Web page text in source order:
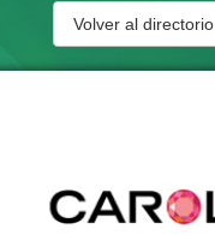
Volver al directorio